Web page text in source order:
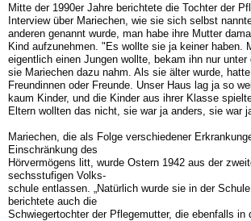
Mitte der 1990er Jahre berichtete die Tochter der
Interview über Mariechen, wie sie sich selbst
anderen genannt wurde, man habe ihre Mutter
Kind aufzunehmen. "Es wollte sie ja keiner haben.
eigentlich einen Jungen wollte, bekam ihn nur unter
sie Mariechen dazu nahm. Als sie älter wurde,
Freundinnen oder Freunde. Unser Haus lag ja so
kaum Kinder, und die Kinder aus ihrer Klasse
Eltern wollten das nicht, sie war ja anders, sie war
Mariechen, die als Folge verschiedener
Einschränkung des
Hörvermögens litt, wurde Ostern 1942 aus der
sechsstufigen Volks-
schule entlassen. „Natürlich wurde sie in der
berichtete auch die
Schwiegertochter der Pflegemutter, die ebenfalls in